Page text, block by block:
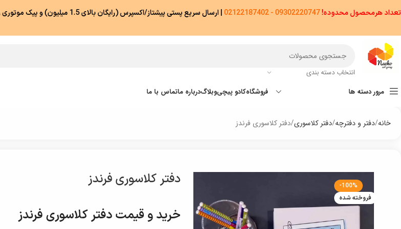
انتخاب دسته بندی
مرور دسته ها فروشگاهکادو پیچیوبلاگدرباره ماتماس با ما
خانه دفتر و دفترچه دفتر کلاسوری دفتر کلاسوری فرندز
-100%
فروخته شده
دفتر کلاسوری فرندز
خرید و قیمت دفتر کلاسوری فرندز
تعداد هرمحصول محدوده!09302220747 - 02122187402
|ارسال سریع پستی پیشتاز/اکسپرس (رایگان بالای 1.5 میلیون) و پیک موتوری زیر 3 ساعت!